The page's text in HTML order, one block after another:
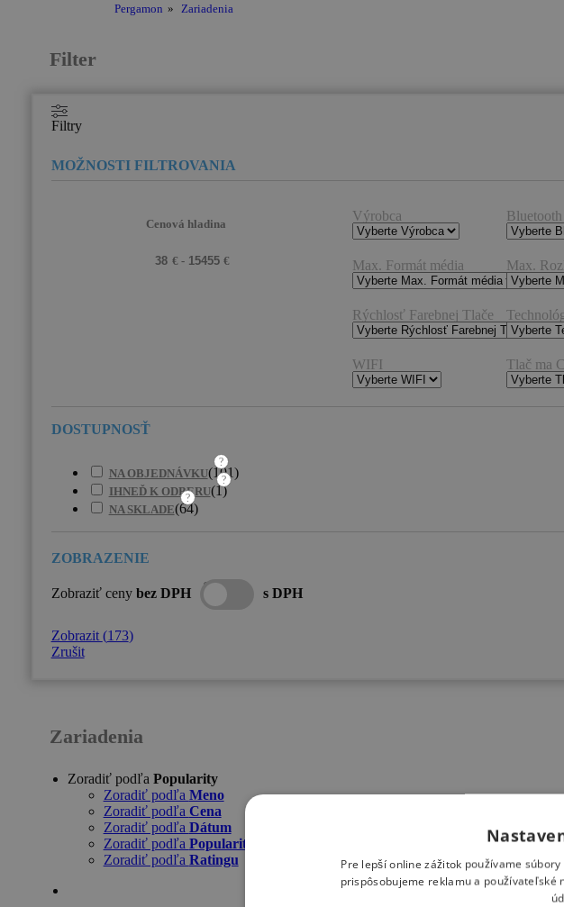
Pergamon » Zariadenia
Filter
Filtry
Cenová hladina
Výrobca Bluetooth
Max. Formát média Max.
Rýchlosť Farebnej Tlače
WIFI Tlač ma
NA OBJEDNÁVKU(101)
?
IHNEĎ K ODBERU(1)
?
NA SKLADE(64)
?
Zobraziť ceny bez DPH s DPH
Zobrazit (173)
Zrušit
Zariadenia
Zoradiť podľa Popularity
Zoradiť podľa Meno
Zoradiť podľa Cena
Zoradiť podľa Dátum
Zoradiť podľa Popularity
Zoradiť podľa Ratingu
Pre lepší online zážitok používame
prispôsobujeme reklamu a používateľské